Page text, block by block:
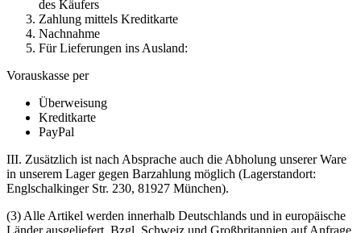
des Käufers
Zahlung mittels Kreditkarte
Nachnahme
Für Lieferungen ins Ausland:
Vorauskasse per
Überweisung
Kreditkarte
PayPal
III. Zusätzlich ist nach Absprache auch die Abholung unserer Ware
in unserem Lager gegen Barzahlung möglich (Lagerstandort:
Englschalkinger Str. 230, 81927 München).
(3) Alle Artikel werden innerhalb Deutschlands und in europäische